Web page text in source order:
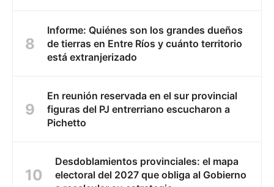
Informe: Quiénes son los grandes dueños
de tierras en Entre Ríos y cuánto territorio
está extranjerizado
En reunión reservada en el sur provincial
figuras del PJ entrerriano escucharon a
Pichetto
Desdoblamientos provinciales: el mapa
electoral del 2027 que obliga al Gobierno